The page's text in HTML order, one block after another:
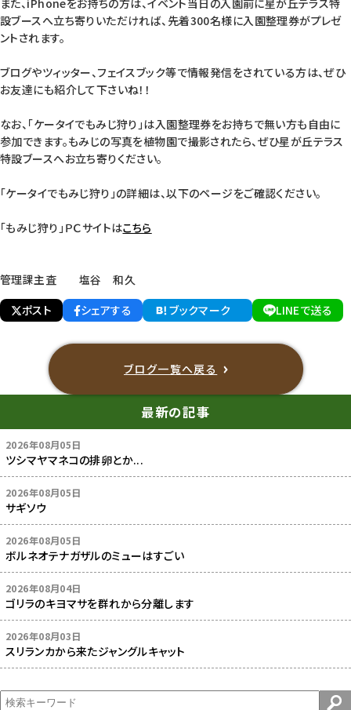
また、iPhoneをお持ちの方は、イベント当日の入園前に星が丘テラス特
設ブースへ立ち寄りいただければ、先着300名様に入園整理券がプレゼ
ントされます。
ブログやツィッター、フェイスブック等で情報発信をされている方は、ぜひ
お友達にも紹介して下さいね！！
なお、「ケータイでもみじ狩り」は入園整理券をお持ちで無い方も自由に
参加できます。もみじの写真を植物園で撮影されたら、ぜひ星が丘テラス
特設ブースへお立ち寄りください。
「ケータイでもみじ狩り」の詳細は、以下のページをご確認ください。
「もみじ狩り」ＰＣサイトはこちら
管理課主査 塩谷 和久
ポスト
シェアする ブックマーク LINEで送る
ブログ一覧へ戻る
最新の記事
2026年08月05日
ツシマヤマネコの排卵とか...
2026年08月05日
サギソウ
2026年08月05日
ボルネオテナガザルのミューはすごい
2026年08月04日
ゴリラのキヨマサを群れから分離します
2026年08月03日
スリランカから来たジャングルキャット